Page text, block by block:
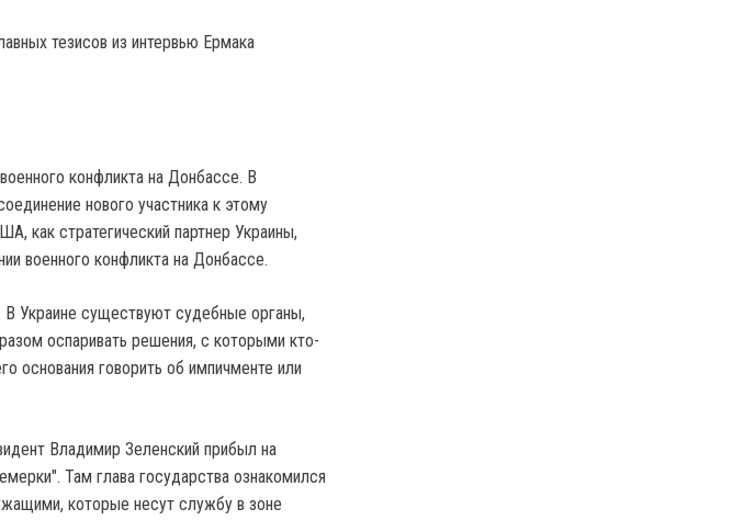
конфликта на Донбассе. В
нового участника к этому
как стратегический партнер Украины,
военного конфликта на Донбассе.
В Украине существуют судебные органы,
оспаривать решения, с которыми кто-
основания говорить об импичменте или
Владимир Зеленский прибыл на
Там глава государства ознакомился
которые несут службу в зоне